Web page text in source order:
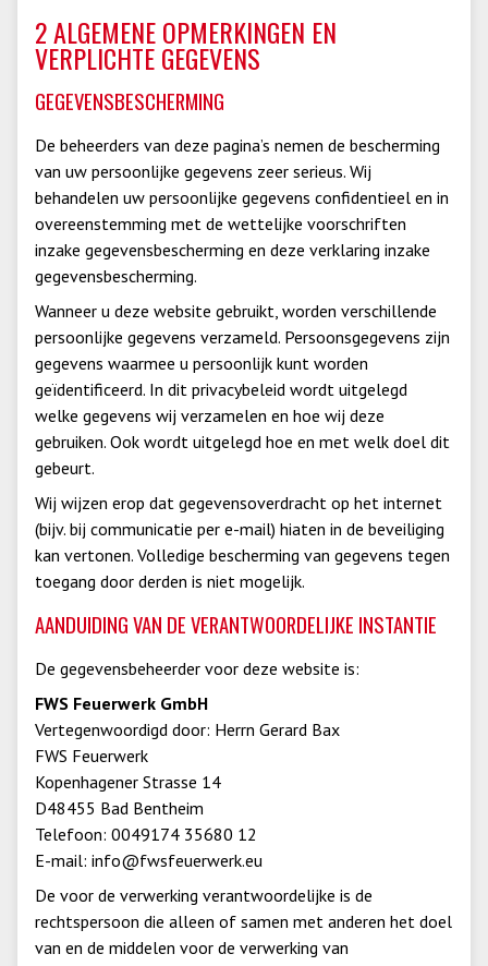
2 ALGEMENE OPMERKINGEN EN
VERPLICHTE GEGEVENS
GEGEVENSBESCHERMING
De beheerders van deze pagina’s nemen de bescherming
van uw persoonlijke gegevens zeer serieus. Wij
behandelen uw persoonlijke gegevens confidentieel en in
overeenstemming met de wettelijke voorschriften
inzake gegevensbescherming en deze verklaring inzake
gegevensbescherming.
Wanneer u deze website gebruikt, worden verschillende
persoonlijke gegevens verzameld. Persoonsgegevens zijn
gegevens waarmee u persoonlijk kunt worden
geïdentificeerd. In dit privacybeleid wordt uitgelegd
welke gegevens wij verzamelen en hoe wij deze
gebruiken. Ook wordt uitgelegd hoe en met welk doel dit
gebeurt.
Wij wijzen erop dat gegevensoverdracht op het internet
(bijv. bij communicatie per e-mail) hiaten in de beveiliging
kan vertonen. Volledige bescherming van gegevens tegen
toegang door derden is niet mogelijk.
AANDUIDING VAN DE VERANTWOORDELIJKE INSTANTIE
De gegevensbeheerder voor deze website is:
FWS Feuerwerk GmbH
Vertegenwoordigd door: Herrn Gerard Bax
FWS Feuerwerk
Kopenhagener Strasse 14
D48455 Bad Bentheim
Telefoon: 0049174 35680 12
E-mail: info@fwsfeuerwerk.eu
De voor de verwerking verantwoordelijke is de
rechtspersoon die alleen of samen met anderen het doel
van en de middelen voor de verwerking van